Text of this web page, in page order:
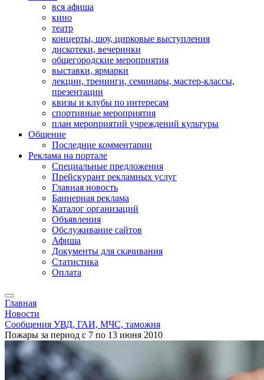
вся афиша
кино
театр
концерты, шоу, цирковые выступления
дискотеки, вечеринки
общегородские мероприятия
выставки, ярмарки
лекции, тренинги, семинары, мастер-классы,
презентации
квизы и клубы по интересам
спортивные мероприятия
план мероприятий учреждений культуры
Общение
Последние комментарии
Реклама на портале
Специальные предложения
Прейскурант рекламных услуг
Главная новость
Баннерная реклама
Каталог организаций
Объявления
Обслуживание сайтов
Афиша
Документы для скачивания
Статистика
Оплата
Главная
Новости
Сообщения УВД, ГАИ, МЧС, таможня
Пожары за период с 7 по 13 июня 2010